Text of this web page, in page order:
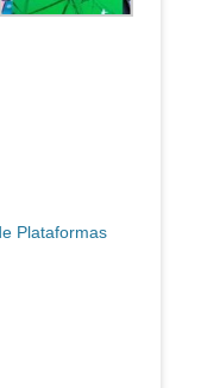
Plataformas